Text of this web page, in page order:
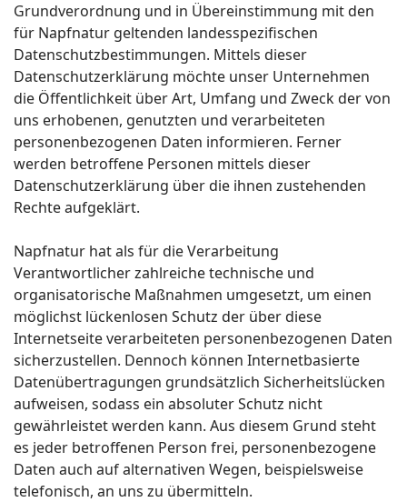
Grundverordnung und in Übereinstimmung mit den
für Napfnatur geltenden landesspezifischen
Datenschutzbestimmungen. Mittels dieser
Datenschutzerklärung möchte unser Unternehmen
die Öffentlichkeit über Art, Umfang und Zweck der von
uns erhobenen, genutzten und verarbeiteten
personenbezogenen Daten informieren. Ferner
werden betroffene Personen mittels dieser
Datenschutzerklärung über die ihnen zustehenden
Rechte aufgeklärt.
Napfnatur hat als für die Verarbeitung
Verantwortlicher zahlreiche technische und
organisatorische Maßnahmen umgesetzt, um einen
möglichst lückenlosen Schutz der über diese
Internetseite verarbeiteten personenbezogenen Daten
sicherzustellen. Dennoch können Internetbasierte
Datenübertragungen grundsätzlich Sicherheitslücken
aufweisen, sodass ein absoluter Schutz nicht
gewährleistet werden kann. Aus diesem Grund steht
es jeder betroffenen Person frei, personenbezogene
Daten auch auf alternativen Wegen, beispielsweise
telefonisch, an uns zu übermitteln.